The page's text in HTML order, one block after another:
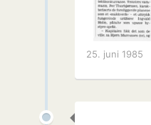
25. juni 1985